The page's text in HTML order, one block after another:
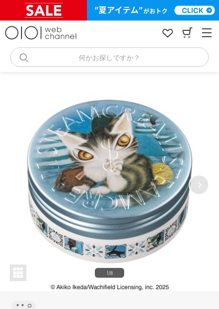
何かお探しですか？
1/8
＊＊ ○